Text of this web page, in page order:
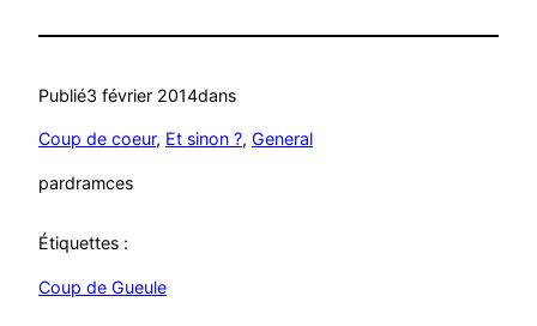
Publié3 février 2014dans
Coup de coeur, Et sinon ?, General
pardramces
Étiquettes :
Coup de Gueule